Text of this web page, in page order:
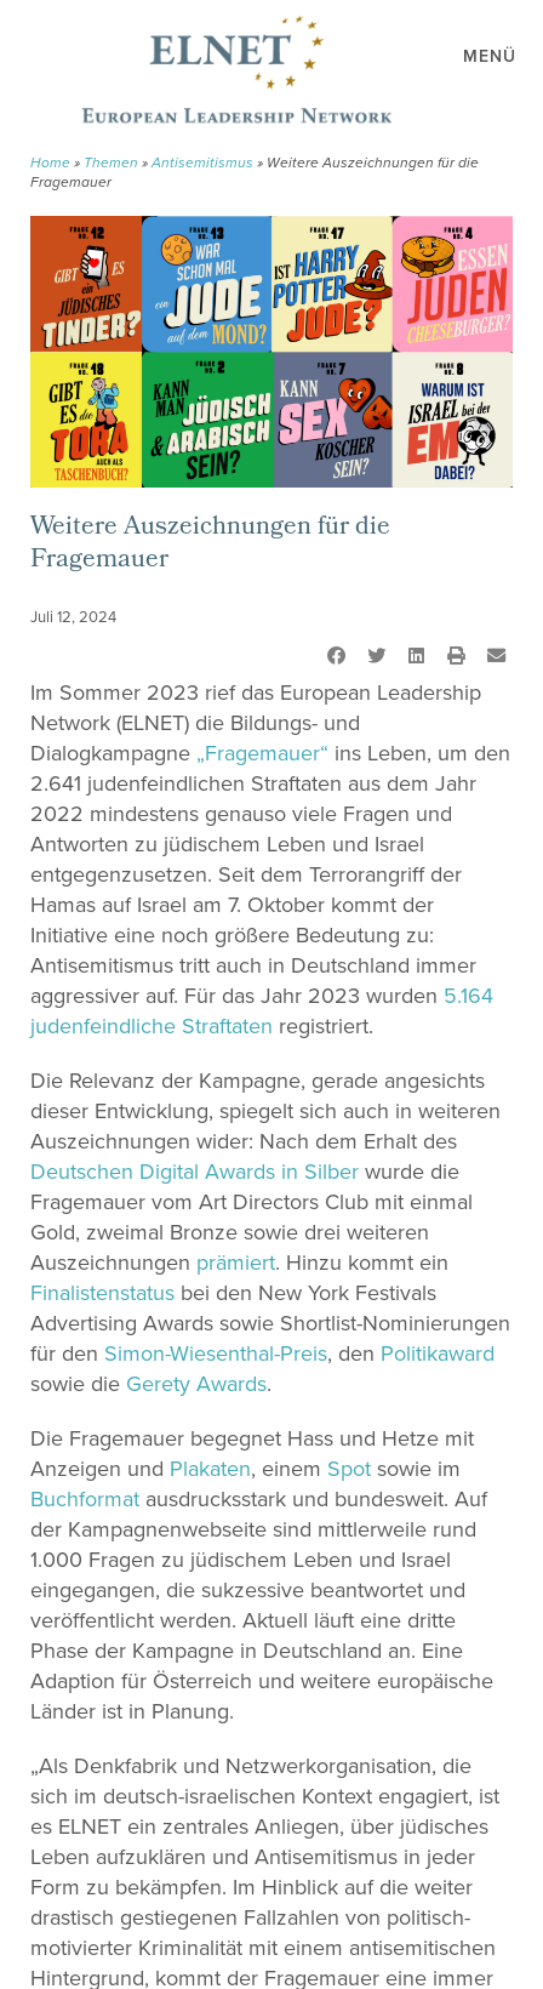
MENÜ
Home » Themen »Antisemitismus » Weitere Auszeichnungen für die
Fragemauer
Weitere Auszeichnungen für die
Fragemauer
Juli 12, 2024
Im Sommer 2023 rief das European Leadership
Network (ELNET) die Bildungs- und
Dialogkampagne „Fragemauer“ ins Leben, um den
2.641 judenfeindlichen Straftaten aus dem Jahr
2022 mindestens genauso viele Fragen und
Antworten zu jüdischem Leben und Israel
entgegenzusetzen. Seit dem Terrorangriff der
Hamas auf Israel am 7. Oktober kommt der
Initiative eine noch größere Bedeutung zu:
Antisemitismus tritt auch in Deutschland immer
aggressiver auf. Für das Jahr 2023 wurden 5.164
judenfeindliche Straftaten registriert.
Die Relevanz der Kampagne, gerade angesichts
dieser Entwicklung, spiegelt sich auch in weiteren
Auszeichnungen wider: Nach dem Erhalt des
Deutschen Digital Awards in Silber wurde die
Fragemauer vom Art Directors Club mit einmal
Gold, zweimal Bronze sowie drei weiteren
Auszeichnungen prämiert. Hinzu kommt ein
Finalistenstatus bei den New York Festivals
Advertising Awards sowie Shortlist-Nominierungen
für den Simon-Wiesenthal-Preis, den Politikaward
sowie die Gerety Awards.
Die Fragemauer begegnet Hass und Hetze mit
Anzeigen und Plakaten, einem Spot sowie im
Buchformat ausdrucksstark und bundesweit. Auf
der Kampagnenwebseite sind mittlerweile rund
1.000 Fragen zu jüdischem Leben und Israel
eingegangen, die sukzessive beantwortet und
veröffentlicht werden. Aktuell läuft eine dritte
Phase der Kampagne in Deutschland an. Eine
Adaption für Österreich und weitere europäische
Länder ist in Planung.
„Als Denkfabrik und Netzwerkorganisation, die
sich im deutsch-israelischen Kontext engagiert, ist
es ELNET ein zentrales Anliegen, über jüdisches
Leben aufzuklären und Antisemitismus in jeder
Form zu bekämpfen. Im Hinblick auf die weiter
drastisch gestiegenen Fallzahlen von politisch-
motivierter Kriminalität mit einem antisemitischen
Hintergrund, kommt der Fragemauer eine immer